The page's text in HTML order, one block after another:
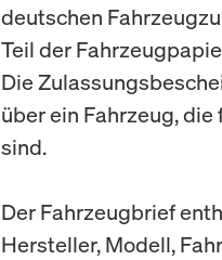
deutschen
Teil der
Die
über ein Fahrzeug,
sind.
Der Fahrzeugbrief
Hersteller, Modell,